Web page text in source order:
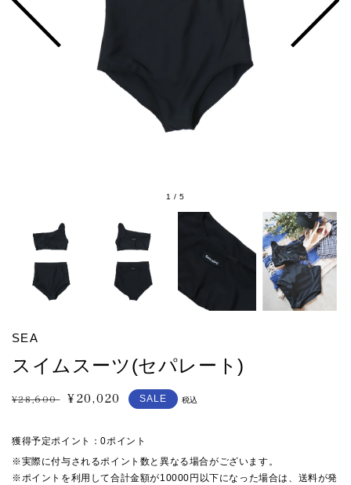
1 /5
SEA
スイムスーツ(セパレート)
通
価
格
¥28,600
セ
ル
価
格
¥20,020 SALE 税込
獲得予定ポイント：0ポイント
※実際に付与されるポイント数と異なる場合がございます。
※ポイントを利用して合計金額が10000円以下になった場合は、送料が発